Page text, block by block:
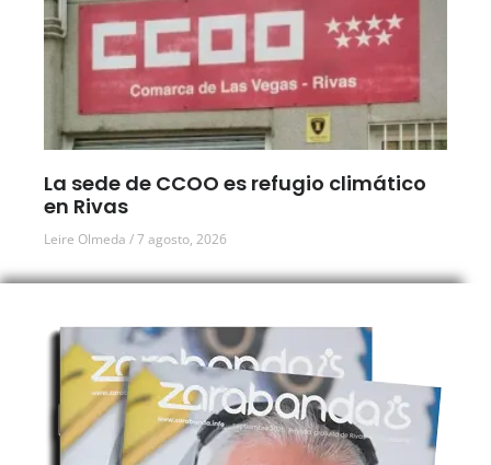
La sede de CCOO es refugio climático
en Rivas
Leire Olmeda 7 agosto, 2026